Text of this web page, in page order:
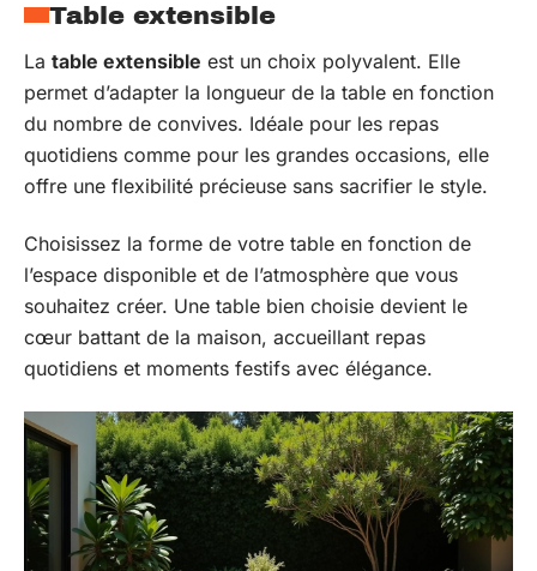
Table extensible
La table extensible est un choix polyvalent. Elle
permet d’adapter la longueur de la table en fonction
du nombre de convives. Idéale pour les repas
quotidiens comme pour les grandes occasions, elle
offre une flexibilité précieuse sans sacrifier le style.
Choisissez la forme de votre table en fonction de
l’espace disponible et de l’atmosphère que vous
souhaitez créer. Une table bien choisie devient le
cœur battant de la maison, accueillant repas
quotidiens et moments festifs avec élégance.